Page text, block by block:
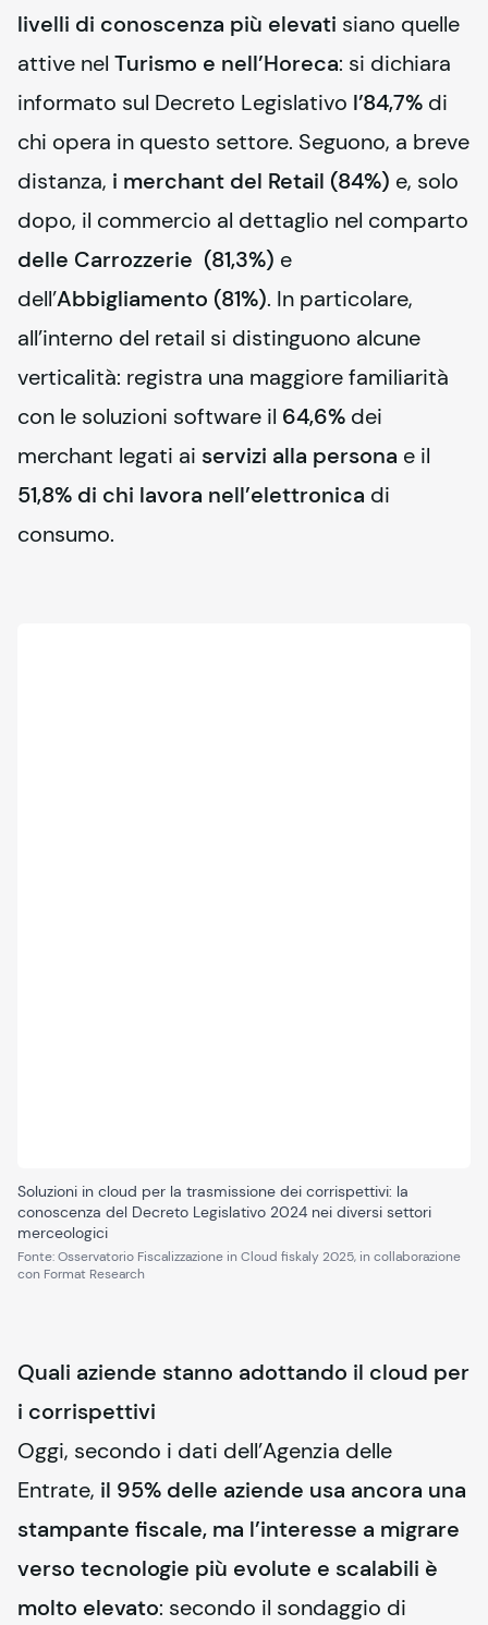
livelli di conoscenza più elevati siano quelle
attive nel Turismo e nell’Horeca: si dichiara
informato sul Decreto Legislativo l’84,7% di
chi opera in questo settore. Seguono, a breve
distanza, i merchant del Retail (84%) e, solo
delle Carrozzerie  (81,3%) e
dell’Abbigliamento (81%). In particolare,
all’interno del retail si distinguono alcune
verticalità: registra una maggiore familiarità
con le soluzioni software il 64,6% dei
merchant legati ai servizi alla persona
51,8% di chi lavora nell’elettronica di
consumo.
Soluzioni in cloud per la trasmissione dei corrispettivi: la
conoscenza del Decreto Legislativo 2024 nei diversi settori
merceologici
Fonte:Osservatorio Fiscalizzazione in Cloud fiskaly 2025, in collaborazione
con Format Research
Quali aziende stanno adottando il cloud per
i corrispettivi
Oggi, secondo i dati dell’Agenzia delle
Entrate, il 95% delle aziende usa ancora una
stampante fiscale, ma l’interesse a migrare
verso tecnologie più evolute e scalabili è
molto elevato